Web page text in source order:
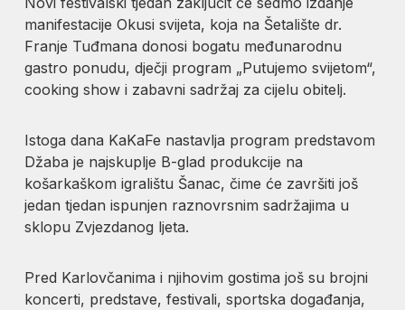
manifestacije Okusi svijeta, koja na Šetalište dr.
Franje Tuđmana donosi bogatu međunarodnu
gastro ponudu, dječji program „Putujemo svijetom“,
cooking show i zabavni sadržaj za cijelu obitelj.
Istoga dana KaKaFe nastavlja program predstavom
Džaba je najskuplje B-glad produkcije na
košarkaškom igralištu Šanac, čime će završiti još
jedan tjedan ispunjen raznovrsnim sadržajima u
sklopu Zvjezdanog ljeta.
Pred Karlovčanima i njihovim gostima još su brojni
koncerti, predstave, festivali, sportska događanja,